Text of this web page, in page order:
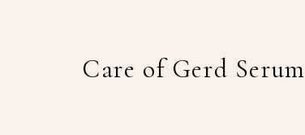
Care of Gerd Serum